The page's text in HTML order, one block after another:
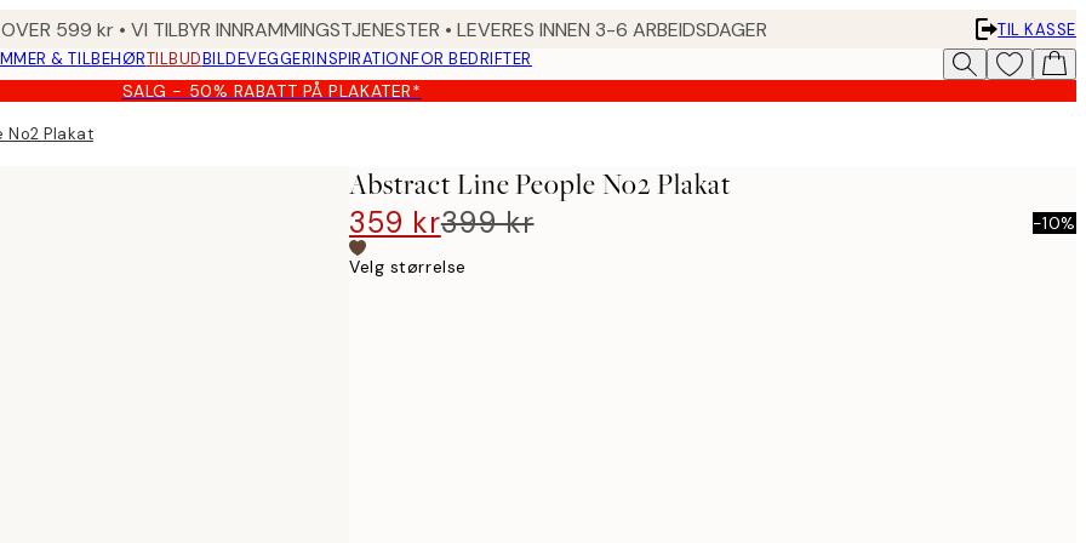
599 kr • VI TILBYR INNRAMMINGSTJENESTER • LEVERES INNEN 3-6 ARBEIDSDAGER
TIL KASSE
& TILBEHØRTILBUDBILDEVEGGERINSPIRATIONFOR BEDRIFTER
SALG - 50% RABATT PÅ PLAKATER*
No2 Plakat
Abstract Line People No2 Plakat
359 kr399 kr -10%
Velg størrelse